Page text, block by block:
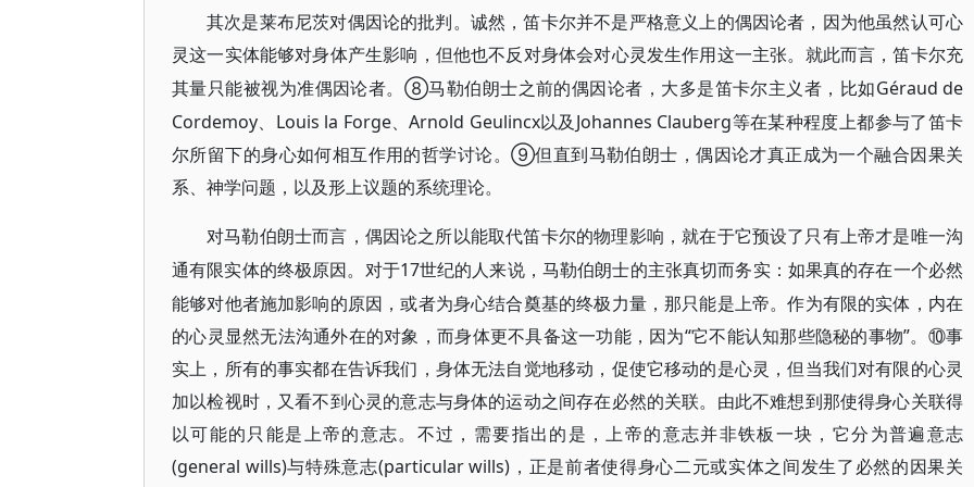
其次是莱布尼茨对偶因论的批判。诚然，笛卡尔并不是严格意义上的偶因论者，因为他虽然认可心
灵这一实体能够对身体产生影响，但他也不反对身体会对心灵发生作用这一主张。就此而言，笛卡尔充
其量只能被视为准偶因论者。 ⑧马勒伯朗士之前的偶因论者，大多是笛卡尔主义者，比如Géraud de
Cordemoy、Louis la Forge、Arnold Geulincx以及Johannes Clauberg等在某种程度上都参与了笛卡
尔所留下的身心如何相互作用的哲学讨论。⑨但直到马勒伯朗士，偶因论才真正成为一个融合因果关
系、神学问题，以及形上议题的系统理论。
对马勒伯朗士而言，偶因论之所以能取代笛卡尔的物理影响，就在于它预设了只有上帝才是唯一沟
通有限实体的终极原因。对于17世纪的人来说，马勒伯朗士的主张真切而务实：如果真的存在一个必然
能够对他者施加影响的原因，或者为身心结合奠基的终极力量，那只能是上帝。作为有限的实体，内在
的心灵显然无法沟通外在的对象，而身体更不具备这一功能，因为“它不能认知那些隐秘的事物”。⑩事
实上，所有的事实都在告诉我们，身体无法自觉地移动，促使它移动的是心灵，但当我们对有限的心灵
加以检视时，又看不到心灵的意志与身体的运动之间存在必然的关联。由此不难想到那使得身心关联得
以可能的只能是上帝的意志。不过，需要指出的是，上帝的意志并非铁板一块，它分为普遍意志
(general wills)与特殊意志(particular wills)，正是前者使得身心二元或实体之间发生了必然的因果关